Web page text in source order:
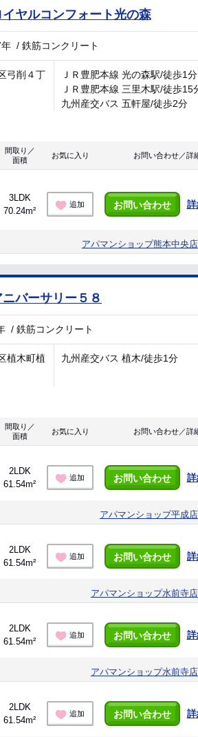
イヤルコンフォート光の森
/鉄筋コンクリート
弓削４丁
ＪＲ豊肥本線 光の森駅/徒歩1分
ＪＲ豊肥本線 三里木駅/徒歩15
九州産交バス 五軒屋/徒歩2分
間取り／
面積
お気に入り お問い合わせ／詳
3LDK
70.24m²
追加 お問い合わせ
アパマンショップ熊本中央店
ニバーサリー５８
/鉄筋コンクリート
植木町植
九州産交バス 植木/徒歩1分
間取り／
面積
お気に入り お問い合わせ／詳
2LDK
61.54m²
追加 お問い合わせ
アパマンショップ平成店
2LDK
61.54m²
追加 お問い合わせ
アパマンショップ水前寺店
2LDK
61.54m²
追加 お問い合わせ
アパマンショップ水前寺店
2LDK
61.54m²
追加 お問い合わせ